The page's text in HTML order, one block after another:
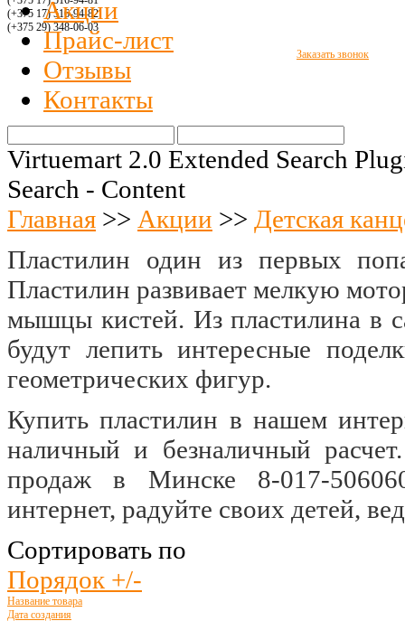
(+375 17) 516-94-82
(+375 29) 348-06-03
Заказать звонок
Акции
Прайс-лист
Отзывы
Контакты
Virtuemart 2.0 Extended Search
Search - Content
Главная >> Акции >> Детская
Пластилин один из первых
Пластилин развивает мелкую
мышцы кистей. Из пластилина в
будут лепить интересные
геометрических фигур.
Купить пластилин в нашем
наличный и безналичный
продаж в Минске 8-017-
интернет, радуйте своих детей,
Сортировать по
Порядок +/-
Название товара
Дата создания